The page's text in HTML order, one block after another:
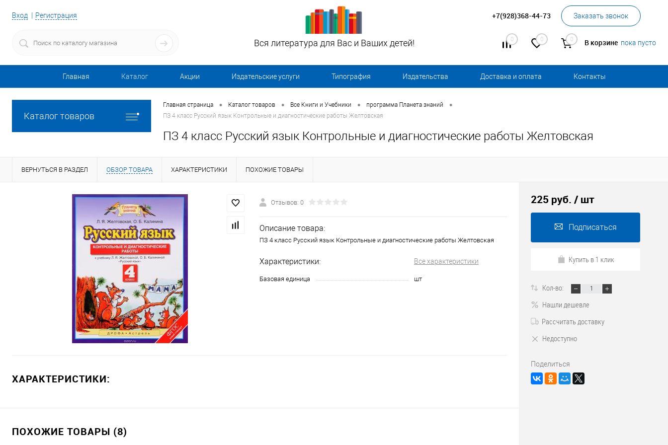
Вход Регистрация +7(928)368-44-73 Заказать звонок
0 0 0 В корзине пока пусто
Вся литература для Вас и Ваших детей!
Главная Каталог Акции Издательские услуги Типография Издательства Доставка и оплата Контакты
Каталог товаров
Главная страница • Каталог товаров • Все Книги и Учебники • программа Планета знаний •
ПЗ 4 класс Русский язык Контрольные и диагностические работы Желтовская
ПЗ 4 класс Русский язык Контрольные и диагностические работы Желтовская
ВЕРНУТЬСЯ В РАЗДЕЛ ОБЗОР ТОВАРА ХАРАКТЕРИСТИКИ ПОХОЖИЕ ТОВАРЫ
Отзывов: 0
Описание товара:
ПЗ 4 класс Русский язык Контрольные и диагностические работы Желтовская
Характеристики: Все характеристики
Базовая единица шт
ХАРАКТЕРИСТИКИ:
ПОХОЖИЕ ТОВАРЫ (8)
225 руб. / шт
Подписаться
Купить в 1 клик
Кол-во:
Нашли дешевле
Рассчитать доставку
Недоступно
Поделиться